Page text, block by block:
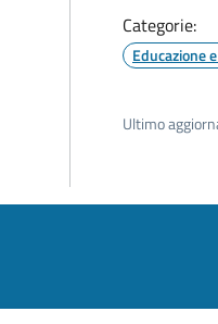
Categorie:
Educazione
Ultimo